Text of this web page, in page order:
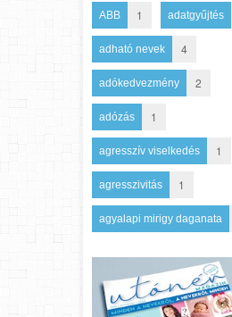
ABB 1 adatgyűjtés
adható nevek 4
adókedvezmény 2
adózás 1
agresszív viselkedés 1
agresszivitás 1
agyalapi mirigy daganata